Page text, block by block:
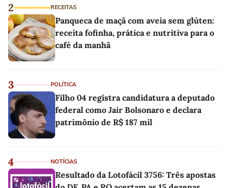
2 RECEITAS
Panqueca de maçã com aveia sem glúten:
receita fofinha, prática e nutritiva para o
café da manhã
3 POLÍTICA
Filho 04 registra candidatura a deputado
federal como Jair Bolsonaro e declara
patrimônio de R$ 187 mil
4 NOTÍCIAS
Resultado da Lotofácil 3756: Três apostas